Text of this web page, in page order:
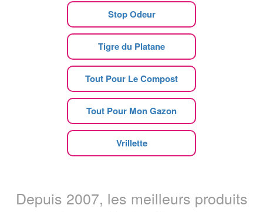
Stop Odeur
Tigre du Platane
Tout Pour Le Compost
Tout Pour Mon Gazon
Vrillette
Depuis 2007, les meilleurs produits